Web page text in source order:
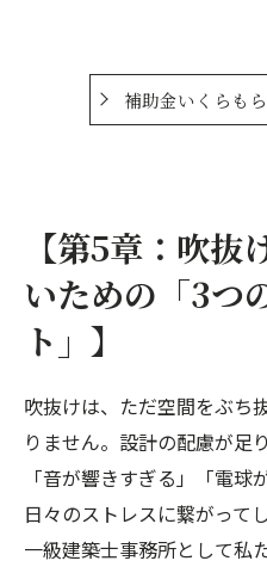
補助金いくらも
【第5章：吹抜
いための「3つ
ト」】
吹抜けは、ただ空間をぶち
りません。設計の配慮が足
「音が響きすぎる」「電
日々のストレスに繋がって
一級建築士事務所として私